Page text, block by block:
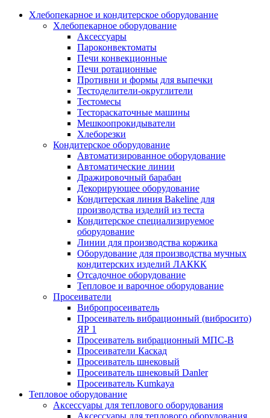
Хлебопекарное и кондитерское оборудование
Хлебопекарное оборудование
Аксессуары
Пароконвектоматы
Печи конвекционные
Печи ротационные
Противни и формы для выпечки
Тестоделители-округлители
Тестомесы
Тестораскаточные машины
Мешкоопрокидыватели
Хлеборезки
Кондитерское оборудование
Автоматизированное оборудование
Автоматические линии
Дражировочный барабан
Декорирующее оборудование
Кондитерская линия Bakeline для
производства изделий из теста
Кондитерское специализируемое
оборудование
Линии для производства коржика
Оборудование для производства мучных
кондитерских изделий ЛАККК
Отсадочное оборудование
Тепловое и варочное оборудование
Просеиватели
Вибропросеиватель
Просеиватель вибрационный (вибросито)
ЯР 1
Просеиватель вибрационный МПС-В
Просеиватели Каскад
Просеиватель шнековый
Просеиватель шнековый Danler
Просеиватель Kumkaya
Тепловое оборудование
Аксессуары для теплового оборудования
Аксессуары для теплового оборудования